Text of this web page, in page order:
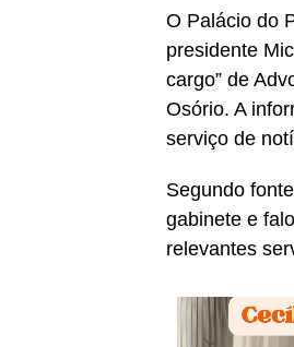
O Palácio do
presidente
cargo” de
Osório. A
serviço de
Segundo
gabinete e
relevantes